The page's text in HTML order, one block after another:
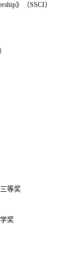
》 （SSCI）
等奖
奖